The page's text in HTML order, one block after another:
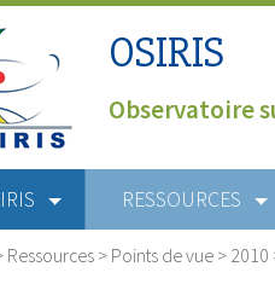
OSIRIS
Observatoire
RESSOURCES
Ressources > Points de vue > 2010